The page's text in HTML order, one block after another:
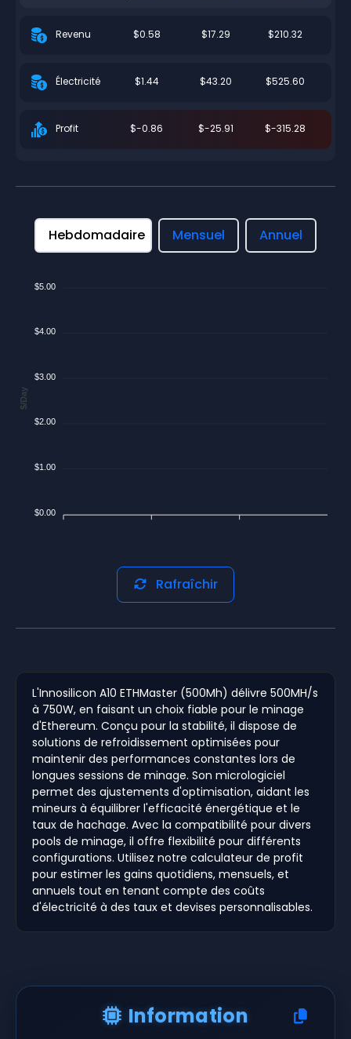
Revenu $0.58 $17.29 $210.32
Électricité $1.44 $43.20 $525.60
Profit $-0.86 $-25.91 $-315.28
Hebdomadaire Mensuel Annuel
$5.00
$4.00
$3.00
$2.00
$1.00
$0.00
$/Day
Rafraîchir
L'Innosilicon A10 ETHMaster (500Mh) délivre 500MH/s
à 750W, en faisant un choix fiable pour le minage
d'Ethereum. Conçu pour la stabilité, il dispose de
solutions de refroidissement optimisées pour
maintenir des performances constantes lors de
longues sessions de minage. Son micrologiciel
permet des ajustements d'optimisation, aidant les
mineurs à équilibrer l'efficacité énergétique et le
taux de hachage. Avec la compatibilité pour divers
pools de minage, il offre flexibilité pour différents
configurations. Utilisez notre calculateur de profit
pour estimer les gains quotidiens, mensuels, et
annuels tout en tenant compte des coûts
d'électricité à des taux et devises personnalisables.
Information